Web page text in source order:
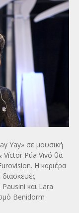
Yay» σε μουσική
Víctor Púa Vivó θα
Η καριέρα
και Lara
Benidorm